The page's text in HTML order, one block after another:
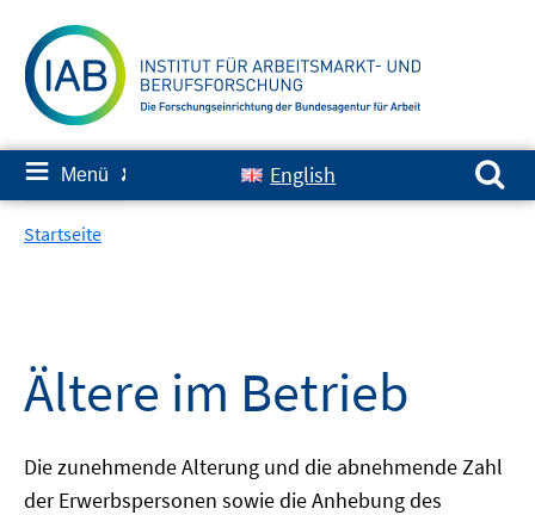
zum
Inhalt
≡ Menü ✘ English
Suchen nach:
Startseite
Ältere im Betrieb
Die zunehmende Alterung und die abnehmende Zahl
der Erwerbspersonen sowie die Anhebung des